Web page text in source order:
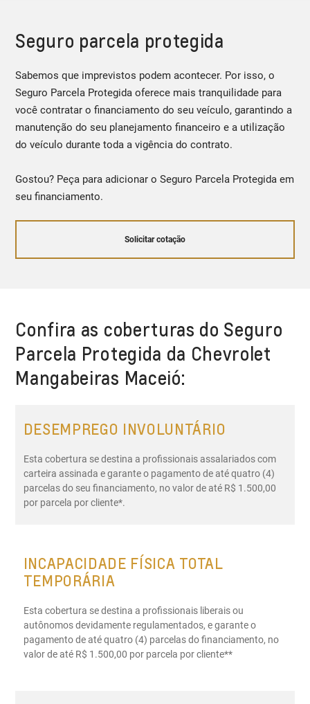
Seguro parcela protegida
Sabemos que imprevistos podem acontecer. Por isso, o
Seguro Parcela Protegida oferece mais tranquilidade para
você contratar o financiamento do seu veículo, garantindo a
manutenção do seu planejamento financeiro e a utilização
do veículo durante toda a vigência do contrato.
Gostou? Peça para adicionar o Seguro Parcela Protegida em
seu financiamento.
Solicitar cotação
Confira as coberturas do Seguro
Parcela Protegida da Chevrolet
Mangabeiras Maceió:
DESEMPREGO INVOLUNTÁRIO
Esta cobertura se destina a profissionais assalariados com
carteira assinada e garante o pagamento de até quatro (4)
parcelas do seu financiamento, no valor de até R$ 1.500,00
por parcela por cliente*.
INCAPACIDADE FÍSICA TOTAL
TEMPORÁRIA
Esta cobertura se destina a profissionais liberais ou
autônomos devidamente regulamentados, e garante o
pagamento de até quatro (4) parcelas do financiamento, no
valor de até R$ 1.500,00 por parcela por cliente**